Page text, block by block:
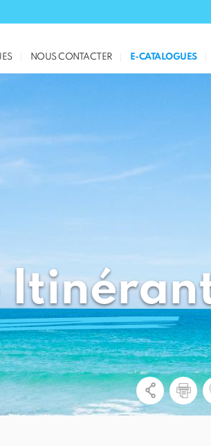
NOUS CONTACTER E-CATALOGUES